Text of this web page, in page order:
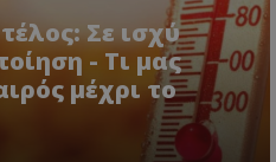
Σε ισχύ
- Τι μας
μέχρι το